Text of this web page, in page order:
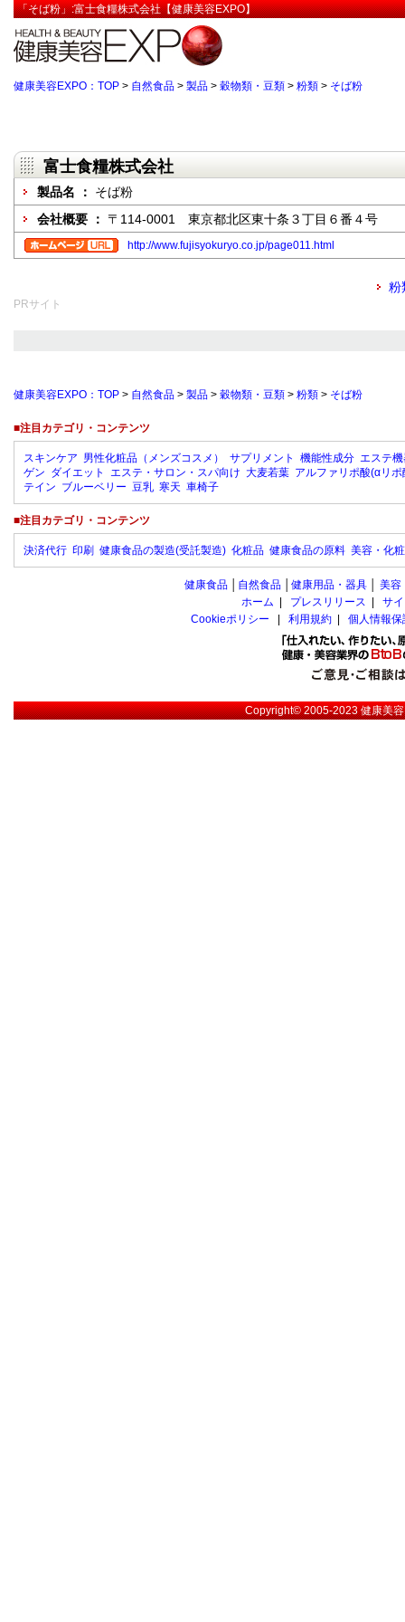
「そば粉」:富士食糧株式会社【健康美容EXPO】
健康美容EXPO：TOP > 自然食品 > 製品 > 穀物類・豆類 > 粉類 > そば粉
富士食糧株式会社
製品名 ： そば粉
会社概要 ： 〒114-0001 東京都北区東十条３丁目６番４号
http://www.fujisyokuryo.co.jp/page011.html
粉
PRサイト
健康美容EXPO：TOP > 自然食品 > 製品 > 穀物類・豆類 > 粉類 > そば粉
■注目カテゴリ・コンテンツ
スキンケア 男性化粧品（メンズコスメ） サプリメント 機能性成分 エステ
ゲン ダイエット エステ・サロン・スパ向け 大麦若葉 アルファリポ酸(αリポ
テイン ブルーベリー 豆乳 寒天 車椅子
■注目カテゴリ・コンテンツ
決済代行 印刷 健康食品の製造(受託製造) 化粧品 健康食品の原料 美容・化
健康食品 自然食品 健康用品・器具 美容
ホーム
プレスリリース
サ
Cookieポリシー
利用規約 個人情報
Copyright© 2005-2023健康美